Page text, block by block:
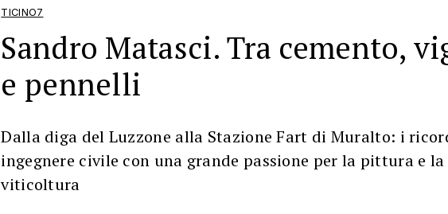
TICINO7
Sandro Matasci. Tra cemento,
e pennelli
Dalla diga del Luzzone alla Stazione Fart di Muralto: i
ingegnere civile con una grande passione per la pittura e la
viticoltura